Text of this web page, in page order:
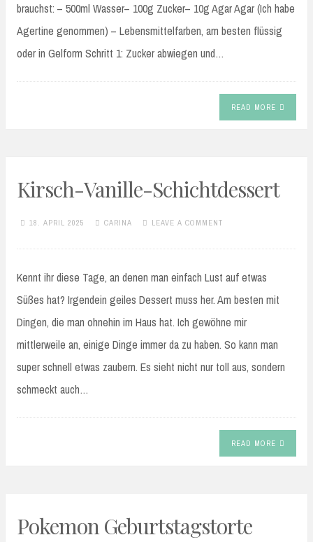
brauchst: – 500ml Wasser– 100g Zucker– 10g Agar Agar (Ich habe
Agertine genommen) – Lebensmittelfarben, am besten flüssig
oder in Gelform Schritt 1: Zucker abwiegen und…
READ MORE
Kirsch-Vanille-Schichtdessert
18. APRIL 2025 CARINA LEAVE A COMMENT
Kennt ihr diese Tage, an denen man einfach Lust auf etwas
Süßes hat? Irgendein geiles Dessert muss her. Am besten mit
Dingen, die man ohnehin im Haus hat. Ich gewöhne mir
mittlerweile an, einige Dinge immer da zu haben. So kann man
super schnell etwas zaubern. Es sieht nicht nur toll aus, sondern
schmeckt auch…
READ MORE
Pokemon Geburtstagstorte